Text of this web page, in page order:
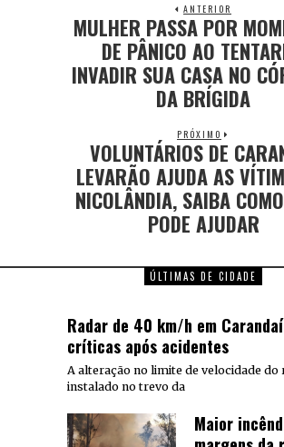
ANTERIOR
MULHER PASSA POR
DE PÂNICO AO
INVADIR SUA CASA NO
DA BRÍGIDA
PRÓXIMO
VOLUNTÁRIOS DE
LEVARÃO AJUDA AS
NICOLÂNDIA, SAIBA
PODE AJUDAR
ÚLTIMAS DE CIDADE
Radar de 40 km/h em
críticas após acidentes
A alteração no limite de velocidade do
instalado no trevo da
Maior